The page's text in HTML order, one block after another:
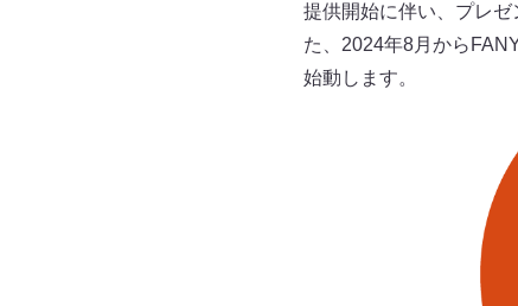
提供開始に伴い、プレ
た、2024年8月から
始動します。